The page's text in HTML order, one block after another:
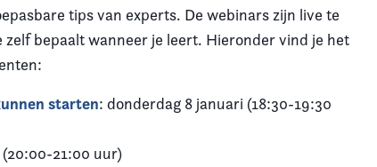
tips van experts. De webinars zijn live te
bepaalt wanneer je leert. Hieronder vind je het
starten: donderdag 8 januari (18:30-19:30
21:00 uur)